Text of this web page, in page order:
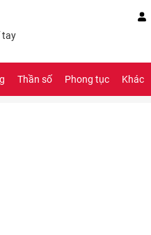
tay
Thần số Phong tục Khác